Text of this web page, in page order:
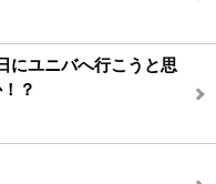
にユニバへ行こうと思
？